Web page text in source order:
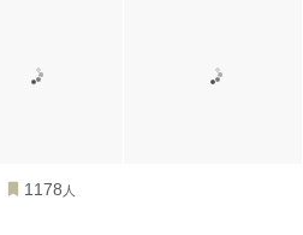
1178 人